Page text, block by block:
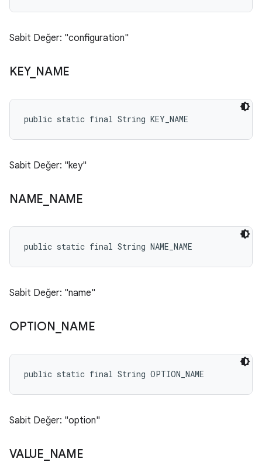
Sabit Değer: "configuration"
KEY_ NAME
public static final String KEY_NAME
Sabit Değer: "key"
NAME NAME
public static final String NAME_NAME
Sabit Değer: "name"
OPTION NAME
public static final String OPTION_NAME
Sabit Değer: "option"
VALUE NAME